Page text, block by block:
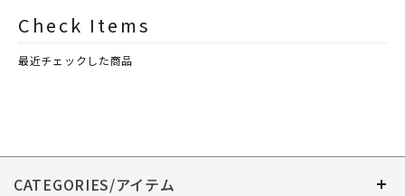
Check Items
最近チェックした商品
CATEGORIES/アイテム